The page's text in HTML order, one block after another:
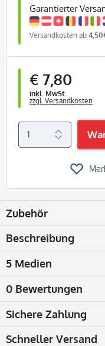
Garantierter
Versandkosten ab
€ 7,80
inkl. MwSt.
zzgl. Versandkosten
Zubehör
Beschreibung
5 Medien
0 Bewertungen
Sichere Zahlung
Schneller Versand